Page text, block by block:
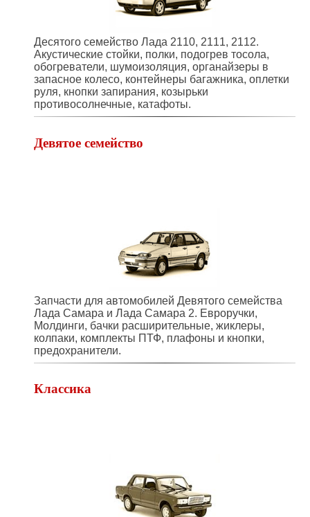
Десятого семейство Лада 2110, 2111, 2112.
Акустические стойки, полки, подогрев тосола,
обогреватели, шумоизоляция, органайзеры в
запасное колесо, контейнеры багажника, оплетки
руля, кнопки запирания, козырьки
противосолнечные, катафоты.
Девятое семейство
Запчасти для автомобилей Девятого семейства
Лада Самара и Лада Самара 2. Евроручки,
Молдинги, бачки расширительные, жиклеры,
колпаки, комплекты ПТФ, плафоны и кнопки,
предохранители.
Классика